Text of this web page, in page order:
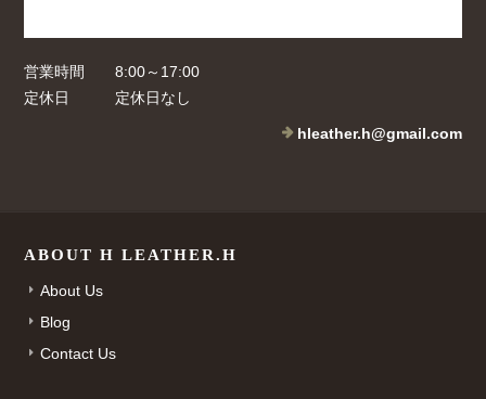
営業時間
8:00～17:00
定休日
定休日なし
hleather.h@gmail.com
ABOUT H LEATHER.H
About Us
Blog
Contact Us